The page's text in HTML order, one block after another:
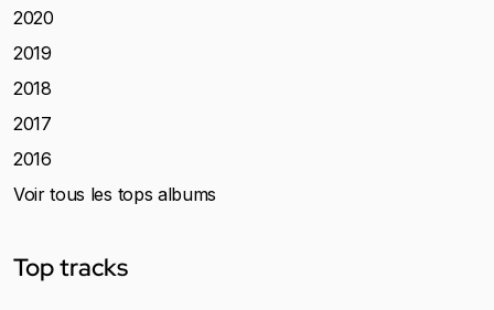
2020
2019
2018
2017
2016
Voir tous les tops albums
Top tracks